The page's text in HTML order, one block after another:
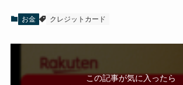
お金 クレジットカード
この記事が気に入ったら